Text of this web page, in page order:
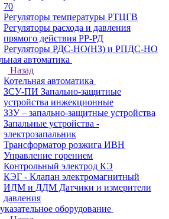
70
Регуляторы температуры РТЦГВ
Регуляторы расхода и давления
прямого действия РР-РД
Регуляторы РДС-НО(НЗ) и РПДС-НО
автоматика
Назад
Котельная автоматика
ЗСУ-ПИ Запально-защитные
устройства инжекционные
ЗЗУ – запально-защитные устройства
Запальные устройства -
электрозапальник
Трансформатор розжига ИВН
Управление горением
Контрольный электрод КЭ
КЭГ - Клапан электромагнитный
ИДМ и ДДМ Датчики и измерители
давления
оборудование